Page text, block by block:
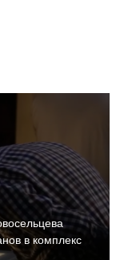
в комплекс